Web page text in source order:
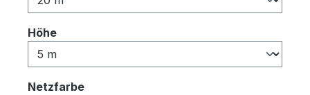
Höheauswählen
Netzfarbeauswählen